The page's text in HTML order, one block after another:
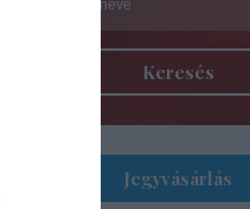
Keresés
Jegyvásárlás